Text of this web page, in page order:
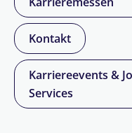
Kontakt
Karriereevents &
Services